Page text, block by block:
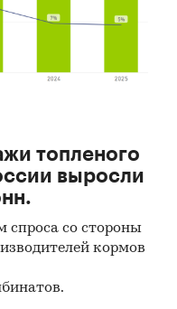
топленого
выросли
спроса со стороны
кормов